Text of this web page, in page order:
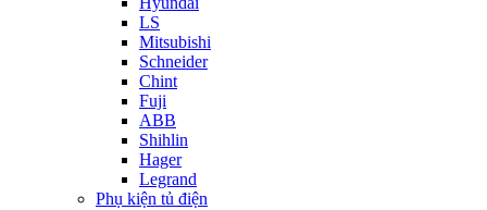
LS
Mitsubishi
Schneider
Chint
Fuji
ABB
Shihlin
Hager
Legrand
Phụ kiện tủ điện